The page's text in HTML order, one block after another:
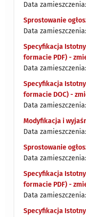
Data
Sprostowanie
Data
Specyfikacja
formacie PDF) -
Data
Specyfikacja
formacie DOC) -
Data zamieszczenia:
Modyfikacja i
Data zamieszczenia:
Sprostowanie
Data zamieszczenia:
Specyfikacja
formacie PDF) -
Data zamieszczenia:
Specyfikacja